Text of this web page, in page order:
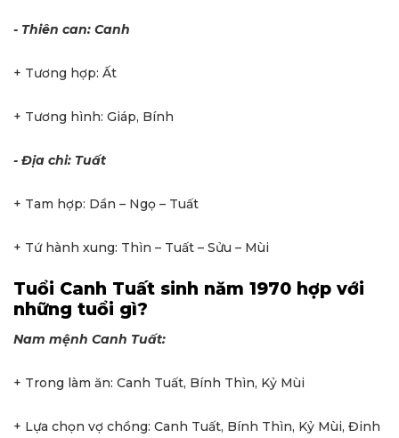
- Thiên can: Canh
+ Tương hợp: Ất
+ Tương hình: Giáp, Bính
- Địa chi: Tuất
+ Tam hợp: Dần – Ngọ – Tuất
+ Tứ hành xung: Thìn – Tuất – Sửu – Mùi
Tuổi Canh Tuất sinh năm 1970 hợp với
những tuổi gì?
Nam mệnh Canh Tuất:
+ Trong làm ăn: Canh Tuất, Bính Thìn, Kỷ Mùi
+ Lựa chọn vợ chồng: Canh Tuất, Bính Thìn, Kỷ Mùi, Đinh